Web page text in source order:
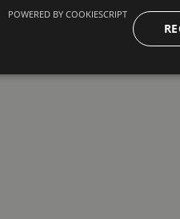
POWERED BY COOKIESCRIPT